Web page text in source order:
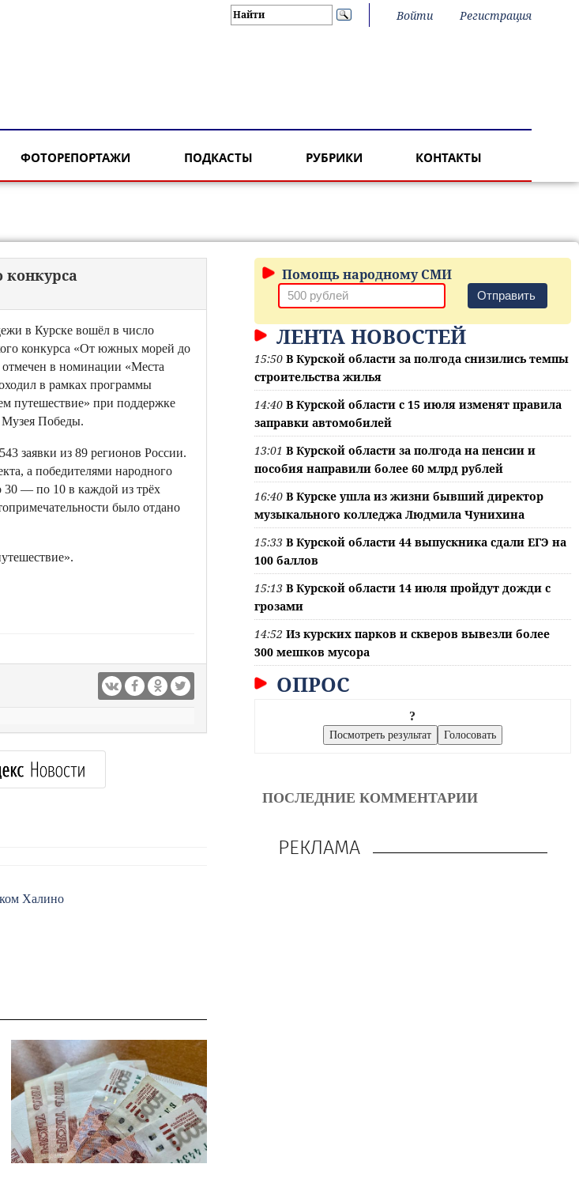
Войти Регистрация
ФОТОРЕПОРТАЖИ ПОДКАСТЫ РУБРИКИ КОНТАКТЫ
конкурса
в Курске вошёл в число
конкурса «От южных морей до
в номинации «Места
в рамках программы
путешествие» при поддержке
Музея Победы.
заявки из 89 регионов России.
а победителями народного
30 — по 10 в каждой из трёх
было отдано
Халино
Помощь народному СМИ
Отправить
ЛЕНТА НОВОСТЕЙ
15:50 В Курской области за полгода снизились темпы
строительства жилья
14:40 В Курской области с 15 июля изменят правила
заправки автомобилей
13:01 В Курской области за полгода на пенсии и
пособия направили более 60 млрд рублей
16:40 В Курске ушла из жизни бывший директор
музыкального колледжа Людмила Чунихина
15:33 В Курской области 44 выпускника сдали ЕГЭ на
100 баллов
15:13 В Курской области 14 июля пройдут дожди с
грозами
14:52 Из курских парков и скверов вывезли более
300 мешков мусора
ОПРОС
?
ПОСЛЕДНИЕ КОММЕНТАРИИ
РЕКЛАМА